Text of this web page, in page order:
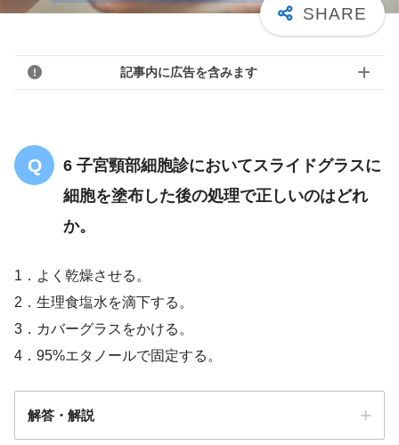
記事内に広告を含みます
6 子宮頸部細胞診においてスライドグラスに
細胞を塗布した後の処理で正しいのはどれ
か。
1．よく乾燥させる。
2．生理食塩水を滴下する。
3．カバーグラスをかける。
4．95%エタノールで固定する。
解答・解説